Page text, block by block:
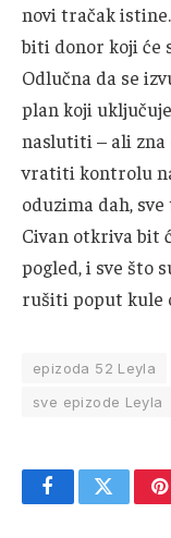
novi tračak
biti donor koji će
Odlučna da se
plan koji
naslutiti – ali zna
vratiti kontrolu
oduzima dah,
Civan otkriva bit
pogled, i sve što
rušiti poput kule
epizoda 52 Leyla
sve epizode Leyla
FacebookTwitter